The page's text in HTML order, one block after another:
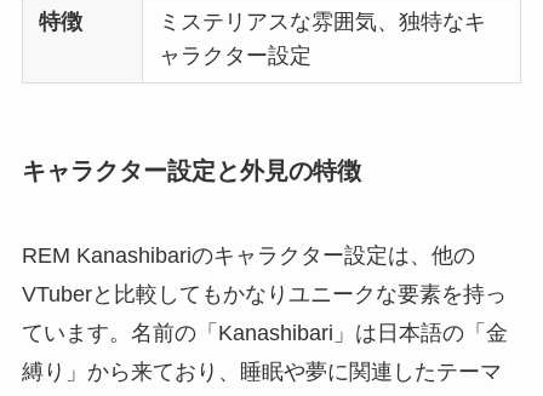
特徴
ミステリアスな雰囲気、独特なキ
ャラクター設定
キャラクター設定と外見の特徴
REM Kanashibariのキャラクター設定は、他の
VTuberと比較してもかなりユニークな要素を持っ
ています。名前の「Kanashibari」は日本語の「金
縛り」から来ており、睡眠や夢に関連したテーマ